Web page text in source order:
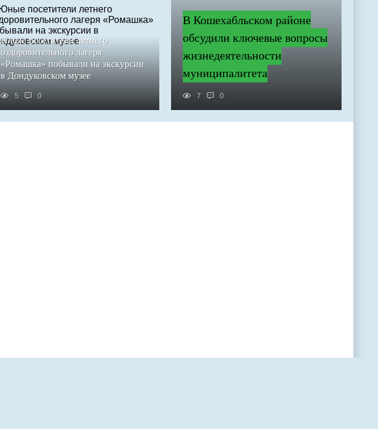
В Кошехабльском районе
обсудили ключевые вопросы
жизнедеятельности
муниципалитета
7 0
Юные посетители летнего
оздоровительного лагеря
«Ромашка» побывали на экскурсии
в Дондуковском музее
5 0